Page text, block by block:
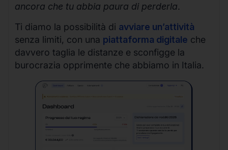
ancora che tu abbia paura di perderla.
Ti diamo la possibilità di avviare un’attività
senza limiti, con una piattaforma digitale che
davvero taglia le distanze e sconfigge la
burocrazia opprimente che abbiamo in Italia.